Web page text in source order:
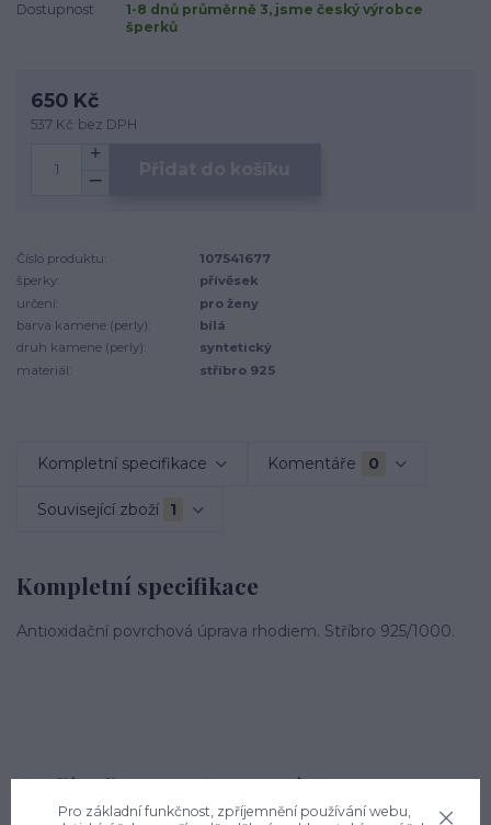
Dostupnost
1-8 dnů průměrně 3, jsme český výrobce
šperků
650 Kč
537 Kč bez DPH
Číslo produktu:
107541677
šperky:
přívěsek
určení:
pro ženy
barva kamene (perly):
bílá
druh kamene (perly):
syntetický
materiál:
stříbro 925
Kompletní specifikace Komentáře 0
Související zboží 1
Kompletní specifikace
Antioxidační povrchová úprava rhodiem. Stříbro 925/1000.
Zboží zařazeno v kategoriích
Pro základní funkčnost, zpříjemnění používání webu,